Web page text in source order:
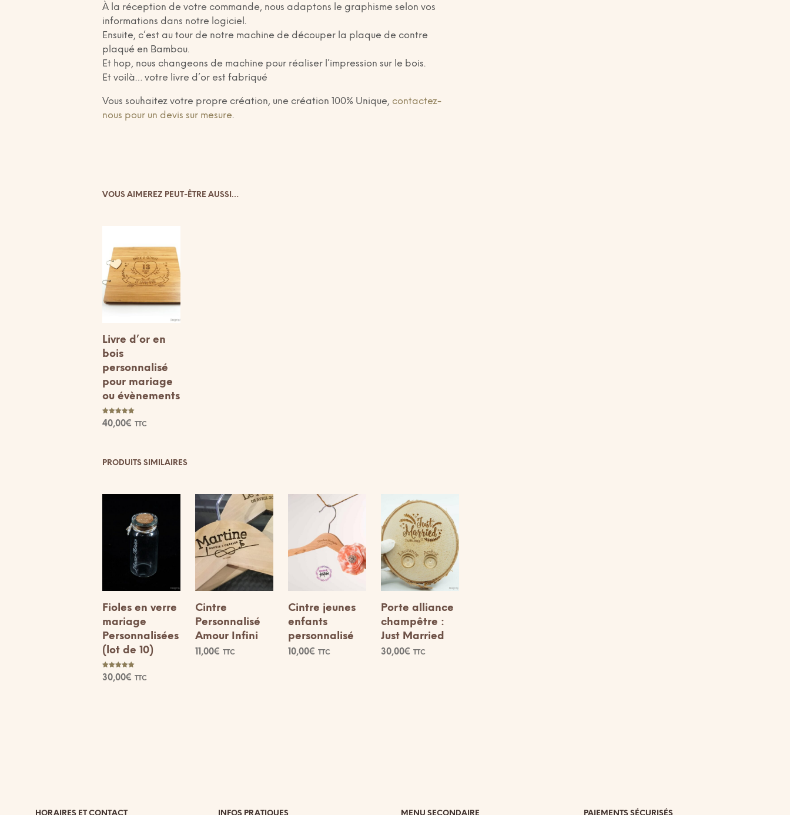
À la réception de votre commande, nous adaptons le graphisme selon vos
informations dans notre logiciel.
Ensuite, c’est au tour de notre machine de découper la plaque de contre
plaqué en Bambou.
Et hop, nous changeons de machine pour réaliser l’impression sur le bois.
Et voilà… votre livre d’or est fabriqué
Vous souhaitez votre propre création, une création 100% Unique, contactez-
nous pour un devis sur mesure.
VOUS AIMEREZ PEUT-ÊTRE AUSSI…
Livre d’or en
bois
personnalisé
pour mariage
ou évènements
Note
5.00
40,00€ TTC
PRODUITS SIMILAIRES
Fioles en verre
mariage
Personnalisées
(lot de 10)
Note
5.00
30,00€ TTC
Cintre
Personnalisé
Amour Infini
11,00€ TTC
sur
Cintre jeunes
enfants
personnalisé
10,00€ TTC
Porte alliance
champêtre :
Just Married
30,00€ TTC